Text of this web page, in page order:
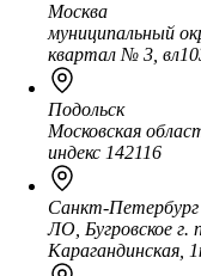
Москва
муниципальный
квартал № 3,
Подольск
Московская
индекс 142116
Санкт-Петербург
ЛО, Бугровское г.
Карагандинская,